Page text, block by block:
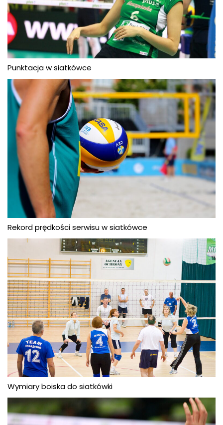
Punktacja w siatkówce
Rekord prędkości serwisu w siatkówce
Wymiary boiska do siatkówki